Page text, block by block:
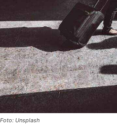
Foto: Unsplash